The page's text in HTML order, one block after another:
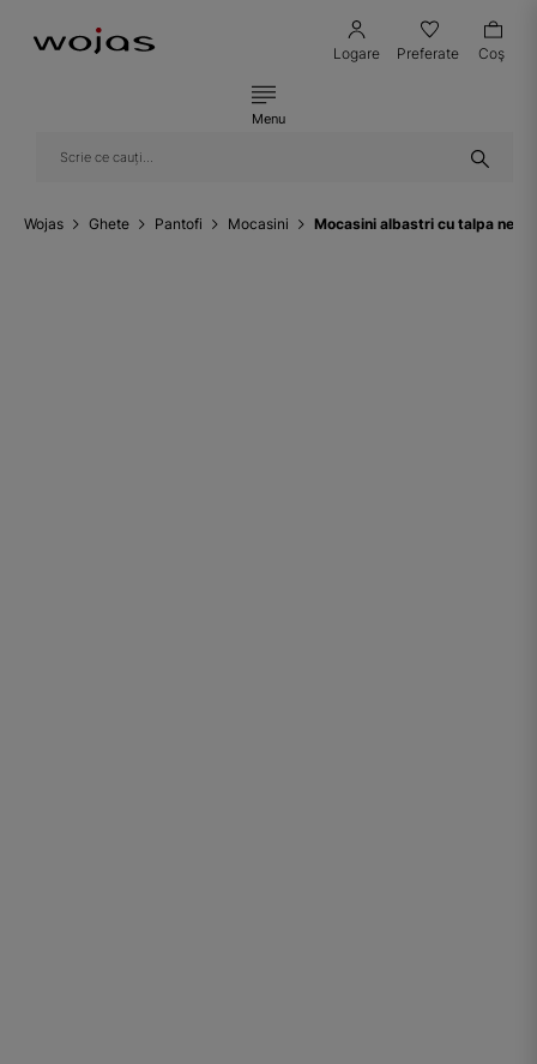
Logare Preferate Coş
Menu
Wojas Ghete Pantofi Mocasini Mocasini albastri cu talpa